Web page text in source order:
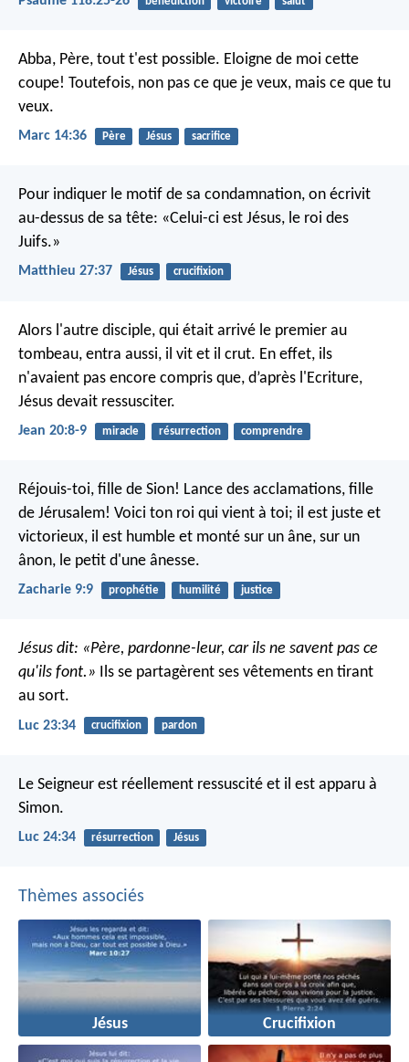
Abba, Père, tout t'est possible. Eloigne de moi cette
coupe! Toutefois, non pas ce que je veux, mais ce que tu
veux.
Marc 14:36 Père Jésus sacrifice
Pour indiquer le motif de sa condamnation, on écrivit
au-dessus de sa tête: «Celui-ci est Jésus, le roi des
Juifs.»
Matthieu 27:37 Jésus crucifixion
Alors l'autre disciple, qui était arrivé le premier au
tombeau, entra aussi, il vit et il crut. En effet, ils
n'avaient pas encore compris que, d’après l'Ecriture,
Jésus devait ressusciter.
Jean 20:8-9 miracle résurrection comprendre
Réjouis-toi, fille de Sion! Lance des acclamations, fille
de Jérusalem! Voici ton roi qui vient à toi; il est juste et
victorieux, il est humble et monté sur un âne, sur un
ânon, le petit d'une ânesse.
Zacharie 9:9 prophétie humilité justice
Jésus dit: «Père, pardonne-leur, car ils ne savent pas ce
qu'ils font.» Ils se partagèrent ses vêtements en tirant
au sort.
Luc 23:34 crucifixion pardon
Le Seigneur est réellement ressuscité et il est apparu à
Simon.
Luc 24:34 résurrection Jésus
Thèmes associés
Jésus Crucifixion